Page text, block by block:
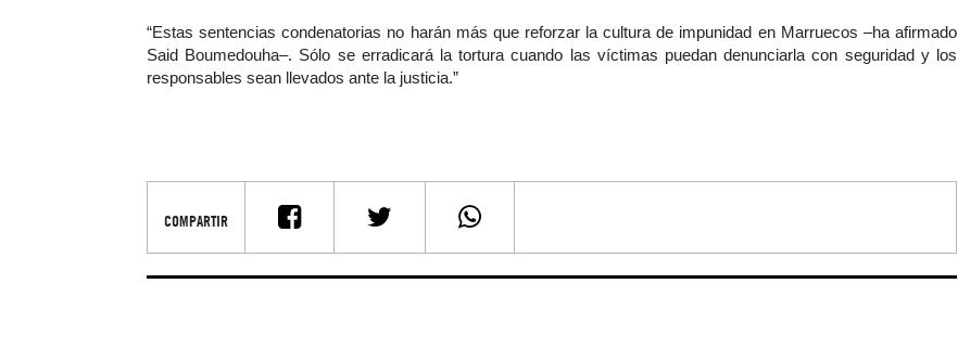
“Estas sentencias condenatorias no harán más que reforzar la cultura de impunidad en Marruecos –ha afirmado
Said Boumedouha–. Sólo se erradicará la tortura cuando las víctimas puedan denunciarla con seguridad y los
responsables sean llevados ante la justicia.”
COMPARTIR